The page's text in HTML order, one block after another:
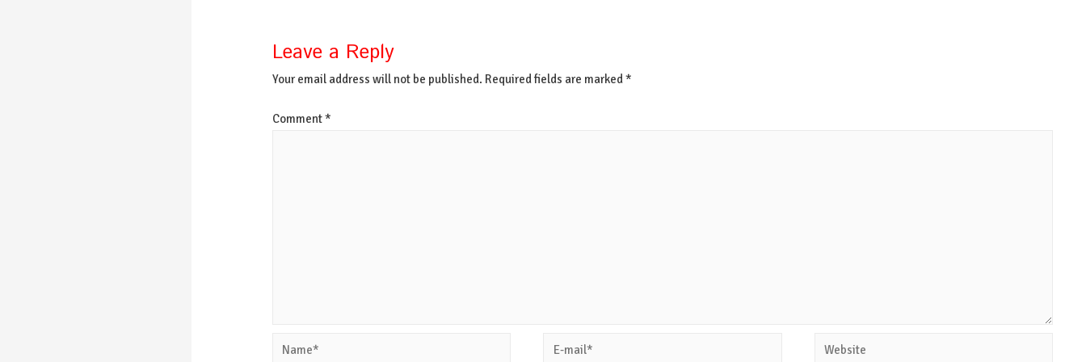
Leave a Reply
Your email address will not be published. Required fields are marked*
Comment*
Name* Website